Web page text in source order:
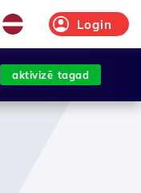
Login
aktivizē tagad